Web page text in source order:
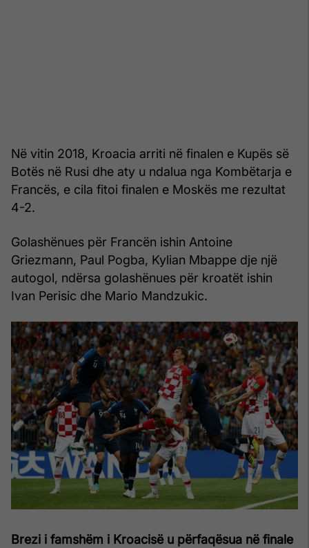
Në vitin 2018, Kroacia arriti në finalen e Kupës së
Botës në Rusi dhe aty u ndalua nga Kombëtarja e
Francës, e cila fitoi finalen e Moskës me rezultat
4-2.
Golashënues për Francën ishin Antoine
Griezmann, Paul Pogba, Kylian Mbappe dje një
autogol, ndërsa golashënues për kroatët ishin
Ivan Perisic dhe Mario Mandzukic.
Brezi i famshëm i Kroacisë u përfaqësua në finale